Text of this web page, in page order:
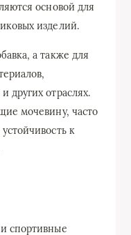
основой для
изделий.
а также для
других отраслях.
мочевину, часто
к
спортивные